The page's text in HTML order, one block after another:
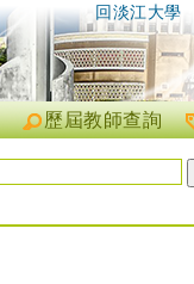
回淡江大學
歷屆教師查詢